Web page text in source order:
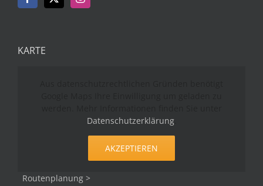
KARTE
Datenschutzerklärung.
AKZEPTIEREN
Routenplanung >